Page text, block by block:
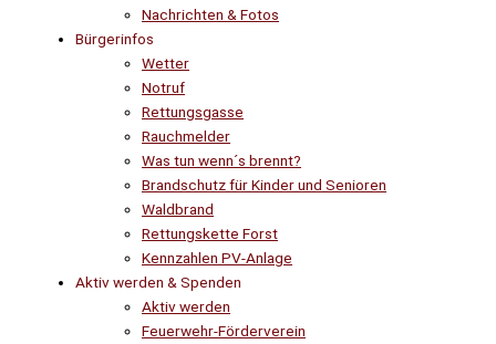
Nachrichten & Fotos
Bürgerinfos
Wetter
Notruf
Rettungsgasse
Rauchmelder
Was tun wenn´s brennt?
Brandschutz für Kinder und Senioren
Waldbrand
Rettungskette Forst
Kennzahlen PV-Anlage
Aktiv werden & Spenden
Aktiv werden
Feuerwehr-Förderverein